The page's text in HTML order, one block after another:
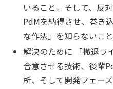
いること。そして、反
PdMを納得させ、巻き
な作法」を知らないこと
解決のために 「撤退ラ
合意させる技術、後輩
所、そして開発フェー